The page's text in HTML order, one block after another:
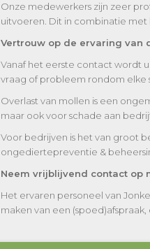
Onze medewerkers zijn zeer
uitvoeren. Dit in combinatie met
Vertrouw op de ervaring van
Vanaf het eerste contact wordt
vraag of probleem rondom elke
Overlast van mollen is een
maar ook voor schade aan
Voor bedrijven is het van groot
ongediertepreventie &
Neem vrijblijvend contact op
Het ervaren personeel van
maken van een